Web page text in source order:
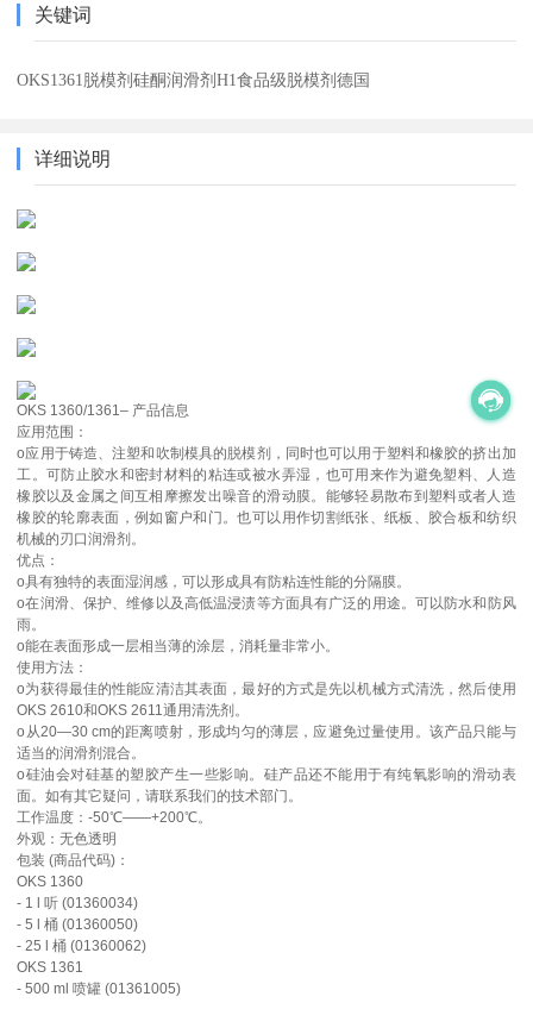
关键词
OKS1361脱模剂硅酮润滑剂H1食品级脱模剂德国
详细说明
OKS 1360/1361– 产品信息
应用范围：
o应用于铸造、注塑和吹制模具的脱模剂，同时也可以用于塑料和橡胶的挤出加
工。可防止胶水和密封材料的粘连或被水弄湿，也可用来作为避免塑料、人造
橡胶以及金属之间互相摩擦发出噪音的滑动膜。能够轻易散布到塑料或者人造
橡胶的轮廓表面，例如窗户和门。也可以用作切割纸张、纸板、胶合板和纺织
机械的刃口润滑剂。
优点：
o具有独特的表面湿润感，可以形成具有防粘连性能的分隔膜。
o在润滑、保护、维修以及高低温浸渍等方面具有广泛的用途。可以防水和防风
雨。
o能在表面形成一层相当薄的涂层，消耗量非常小。
使用方法：
o为获得最佳的性能应清洁其表面，最好的方式是先以机械方式清洗，然后使用
OKS 2610和OKS 2611通用清洗剂。
o从20—30 cm的距离喷射，形成均匀的薄层，应避免过量使用。该产品只能与
适当的润滑剂混合。
o硅油会对硅基的塑胶产生一些影响。硅产品还不能用于有纯氧影响的滑动表
面。如有其它疑问，请联系我们的技术部门。
工作温度：-50℃——+200℃。
外观：无色透明
包装 (商品代码)：
OKS 1360
- 1 l 听 (01360034)
- 5 l 桶 (01360050)
- 25 l 桶 (01360062)
OKS 1361
- 500 ml 喷罐 (01361005)